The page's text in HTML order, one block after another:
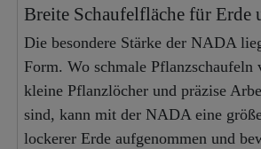
Breite Schaufelfläche für Erde
Die besondere Stärke der NADA
Form. Wo schmale Pflanzschaufeln
kleine Pflanzlöcher und präzise
sind, kann mit der NADA eine
lockerer Erde aufgenommen und